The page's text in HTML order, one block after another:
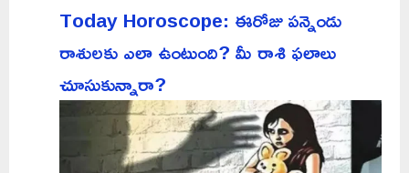
Today Horoscope: ఈరోజు పన్నెండు
రాశులకు ఎలా ఉంటుంది? మీ రాశి ఫలాలు
చూసుకున్నారా?